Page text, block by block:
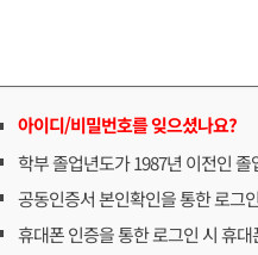
아이디/비밀번호를 잊으셨나요?
학부 졸업년도가 1987년 이전인
공동인증서 본인확인을 통한 로그
휴대폰 인증을 통한 로그인 시 휴